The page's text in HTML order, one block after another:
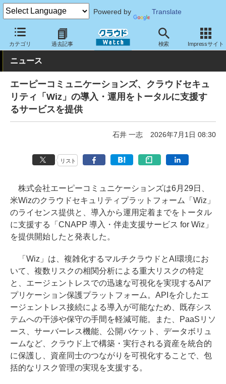
Powered by Translate
カテゴリ 過去記事 検索 Impressサイト
クラウド Watch セキュリティ セキュリティサービス
ニュース
エーピーコミュニケーションズ、クラウドセキュ
リティ「Wiz」の導入・運用をトータルに支援す
るサービスを提供
石井 一志 2026年7月1日 08:30
リスト
株式会社エーピーコミュニケーションズは6月29日、
米Wizのクラウドセキュリティプラットフォーム「Wiz」
のライセンス提供と、導入から運用定着までをトータル
に支援する「CNAPP 導入・伴走支援サービス for Wiz」
を提供開始したと発表した。
「Wiz」は、複雑化するマルチクラウドとAI環境にお
いて、複数リスクの相関分析による重大リスクの特定
と、エージェントレスでの迅速な可視化を実現するAIア
プリケーション保護プラットフォーム。APIを介したエ
ージェントレス接続による導入が可能なため、既存シス
テムへの干渉や保守の手間を軽減可能。また、PaaSリソ
ース、サーバーレス機能、公開バケット、データボリュ
ームなど、クラウド上で構築・実行される資産を統合的
に保護し、資産同士のつながりを可視化することで、包
括的なリスク管理の実現を支援する。